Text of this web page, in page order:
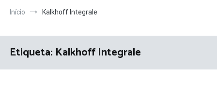
Início Kalkhoff Integrale
Etiqueta: Kalkhoff Integrale